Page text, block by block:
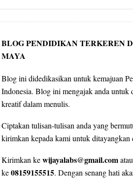
per
bulan
BLOG PENDIDIKAN TERKEREN
MAYA
Blog ini didedikasikan untuk kemajuan
Indonesia. Blog ini mengajak anda untuk
kreatif dalam menulis.
Ciptakan tulisan-tulisan anda yang
kirimkan kepada kami untuk
Kirimkan kewijayalabs@gmail.com
ke08159155515. Dengan senang hati